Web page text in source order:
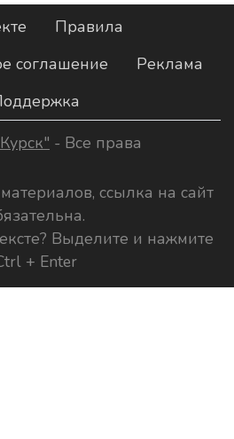
Правила
соглашение
Реклама
- Все права
ссылка на сайт
Выделите и нажмите
+ Enter